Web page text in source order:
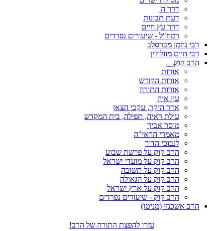
דרך ה'
דעת תבונות
דרך עץ חיים
רמח"ל - שיעורים נפרדים
רבי נחמן מברסלב
רבי חיים מוולוז'ין
הרב קוק
אורות
אורות הקודש
אורות התורה
עין איה
אדר היקר, עקבי הצאן
עולת ראיה, תפילה, בית המקדש
מוסר אביך
מאמרי הראי"ה
לנבוכי הדור
הרב קוק על פרשת שבוע
הרב קוק על מועדי ישראל
הרב קוק על תשובה
הרב קוק על הגאולה
הרב קוק על ארץ ישראל
הרב קוק - שיעורים נפרדים
הרב אשכנזי (מניטו)
עזרו להפצת התורה של הרב!